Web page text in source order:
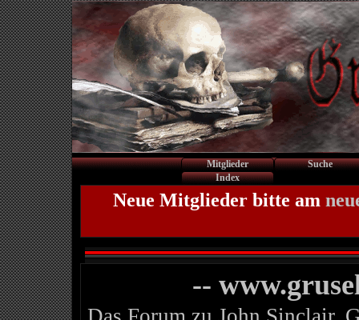
Mitglieder
Suche
Index
Neue Mitglieder bitte am
--